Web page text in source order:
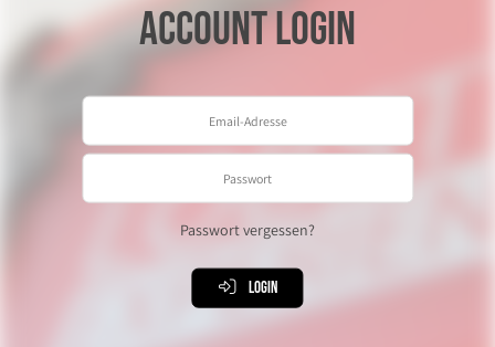
Account Login
Passwort vergessen?
Login